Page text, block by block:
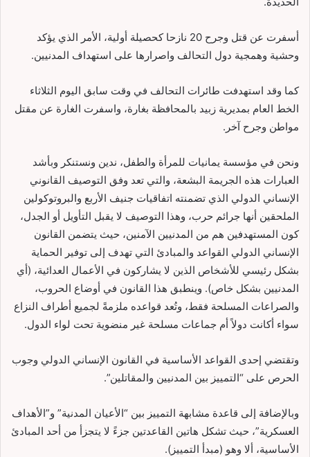
أسفرت عن قتل وجرح 20 نازحا كحصيلة أولية، الأمر الذي يؤكد
وحشية وهمجية دول التحالف واصرارها على استهداف المدنيين.
كما وقد استهدفت طائرات التحالف في وقت سابق اليوم الثلاثاء
الخط العام بمديرية زبيد بالمحافظة بغارة، واسفرت الغارة عن مقتل
مواطن وجرح آخر.
ونحن في مؤسسة يمانيات للمرأة والطفل، ندين ونستنكر وبأشد
العبارات هذه الجريمة البشعة، والتي تعد وفق التوصيف القانوني
الإنساني الدولي الذي تضمنته اتفاقيات جنيف الأربع والبروتوكولين
الملحقين أنها جرائم حرب، وهذا التوصيف لا يقبل التأويل أو الجدل،
كون المستهدفين هم من المدنيين الآمنين، حيث يتضمن القانون
الإنساني الدولي القواعد والمبادئ التي تهدف إلى توفير الحماية
بشكل رئيسي للأشخاص الذين لا يشاركون في الأعمال العدائية، (أي
المدنيين بشكل خاص). وينطبق هذا القانون في أوضاع الحروب،
والصراعات المسلحة فقط، وتُعد قواعده ملزمةً لجميع أطراف النزاع
سواء أكانت دولاً أم جماعات مسلحة غير منضوية تحت لواء الدول.
وتقتضي إحدى القواعد الأساسية في القانون الإنساني الدولي وجوب
الحرص على “التمييز بين المدنيين والمقاتلين”.
وبالإضافة إلى قاعدة مشابهة التمييز بين “الأعيان المدنية” و”الأهداف
العسكرية”، حيث تشكل هاتين القاعدتين جزءً لا يتجزأ من أحد المبادئ
الأساسية، ألا وهو (مبدأ التمييز).